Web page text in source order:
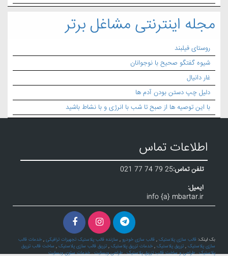
مجله اینترنتی مشاغل برتر
روستای فیلبند
شیوه گفتگو صحیح با نوجوانان
غار دانیال
دلیل چپ دستن بودن آدم ها
با این توصیه ها از صبح تا شب با انرژی و با نشاط باشید
اطلاعات تماس
تلفن تماس:021 77 74 79 25
ایمیل:
info {a} mbartar.ir
بک لینک: قالب سازی پلاستیک , قالب سازی خودرو , سازنده قالب پلاستیک تجهیزات ترافیکی , خدمات قالب
سازی پلاستیک , تزریق پلاستیک , خدمات تزریق پلاستیک , تزریق قالب سازی پلاستیک , ساخت قالب تزریق
پلاستیک,طراحی و ساخت قالب تزریق پلاستیک,طراحی وبسایت,خدمات سئوی وبسایت